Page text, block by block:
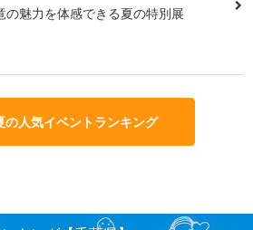
の魅力を体感できる夏の特別展
の人気イベントランキング